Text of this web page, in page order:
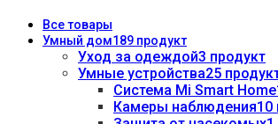
Всетовары
Умный дом189 продукт
Уход за одеждой3 продукт
Умные устройства25
Система Mi Smart Home
Камеры наблюдения10